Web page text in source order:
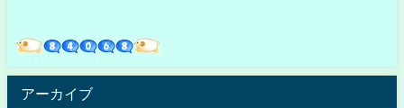
アーカイブ